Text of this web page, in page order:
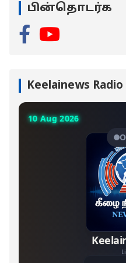
பின்தொடர்க
Keelainews Radio